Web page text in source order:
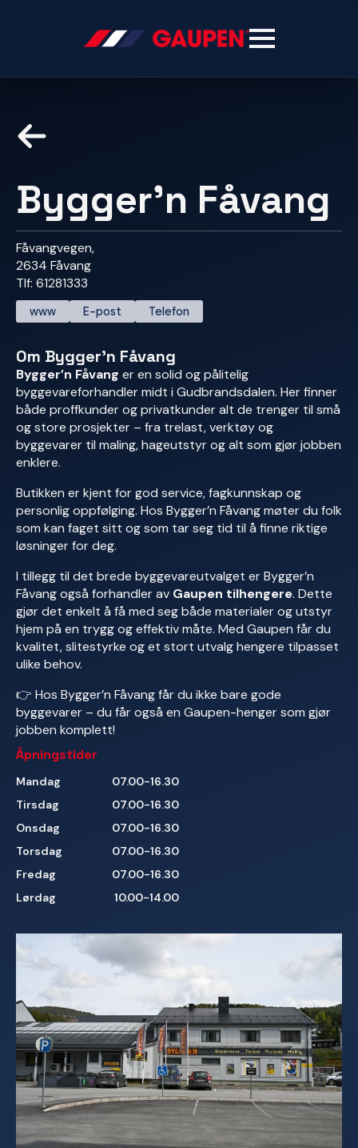
Bygger’n Fåvang
Fåvangvegen,
2634 Fåvang
Tlf: 61281333
www E-post Telefon
Om Bygger’n Fåvang
Bygger’n Fåvang er en solid og pålitelig
byggevareforhandler midt i Gudbrandsdalen. Her finner
både proffkunder og privatkunder alt de trenger til små
og store prosjekter – fra trelast, verktøy og
byggevarer til maling, hageutstyr og alt som gjør jobben
enklere.
Butikken er kjent for god service, fagkunnskap og
personlig oppfølging. Hos Bygger’n Fåvang møter du folk
som kan faget sitt og som tar seg tid til å finne riktige
løsninger for deg.
I tillegg til det brede byggevareutvalget er Bygger’n
Fåvang også forhandler av Gaupen tilhengere. Dette
gjør det enkelt å få med seg både materialer og utstyr
hjem på en trygg og effektiv måte. Med Gaupen får du
kvalitet, slitestyrke og et stort utvalg hengere tilpasset
ulike behov.
👉 Hos Bygger’n Fåvang får du ikke bare gode
byggevarer – du får også en Gaupen-henger som gjør
jobben komplett!
Åpningstider
Mandag
07.00-16.30
Tirsdag
07.00-16.30
Onsdag
07.00-16.30
Torsdag
07.00-16.30
Fredag
07.00-16.30
Lørdag
10.00-14.00